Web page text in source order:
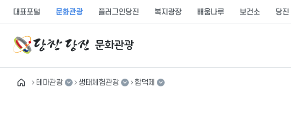
대표포털 문화관광 플러그인당진 복지광장 배움나루 보건소 당진
테마관광 생태체험관광 합덕제
을